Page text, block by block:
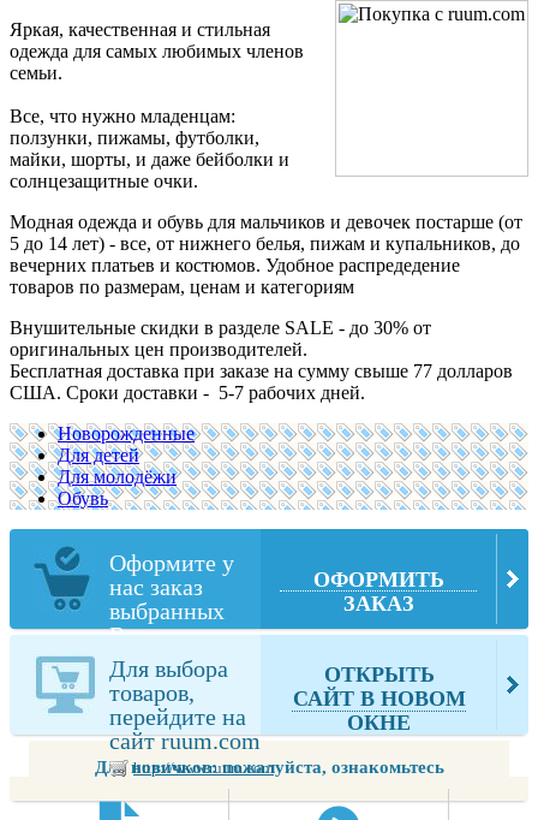
Яркая, качественная и стильная
одежда для самых любимых членов
семьи.
Все, что нужно младенцам:
ползунки, пижамы, футболки,
майки, шорты, и даже бейболки и
солнцезащитные очки.
Модная одежда и обувь для мальчиков и девочек постарше (от
5 до 14 лет) - все, от нижнего белья, пижам и купальников, до
вечерних платьев и костюмов. Удобное распредедение
товаров по размерам, ценам и категориям
Внушительные скидки в разделе SALE - до 30% от
оригинальных цен производителей.
Бесплатная доставка при заказе на сумму свыше 77 долларов
США. Сроки доставки - 5-7 рабочих дней.
Новорожденные
Для детей
Для молодёжи
Обувь
Оформите у
нас заказ
выбранных
Вами товаров
из ruum.com
ОФОРМИТЬ
ЗАКАЗ
Для выбора
товаров,
перейдите на
сайт ruum.com
http://www.ruum.com
ОТКРЫТЬ
САЙТ В НОВОМ
ОКНЕ
Для новичков: пожалуйста, ознакомьтесь